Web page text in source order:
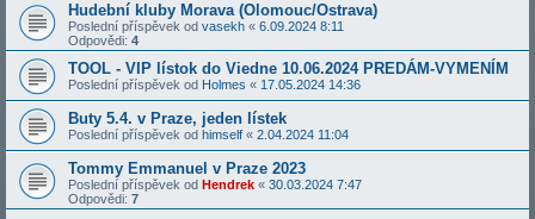
Hudební kluby Morava (Olomouc/Ostrava)
Poslední příspěvek od vasekh « 6.09.2024 8:11
Odpovědi: 4
TOOL - VIP lístok do Viedne 10.06.2024 PREDÁM-VYMENÍM
Poslední příspěvek od Holmes « 17.05.2024 14:36
Buty 5.4. v Praze, jeden lístek
Poslední příspěvek od himself « 2.04.2024 11:04
Tommy Emmanuel v Praze 2023
Poslední příspěvek od Hendrek « 30.03.2024 7:47
Odpovědi: 7